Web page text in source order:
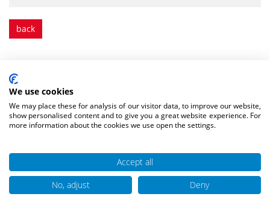
back
News, tips and tricks for the
barbecue season
We use cookies
We may place these for analysis of our visitor data, to improve our website,
show personalised content and to give you a great website experience. For
more information about the cookies we use open the settings.
Accept all
No, adjust
Deny